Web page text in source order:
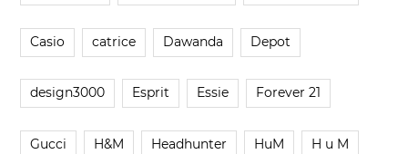
Casio catrice Dawanda Depot
design3000 Esprit Essie Forever 21
Gucci H&M Headhunter HuM H u M